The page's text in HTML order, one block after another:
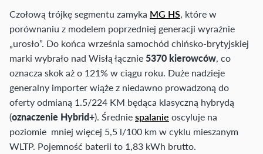
Czołową trójkę segmentu zamyka MG HS, które w
porównaniu z modelem poprzedniej generacji wyraźnie
„urosło”. Do końca września samochód chińsko-brytyjskiej
marki wybrało nad Wisłą łącznie5370 kierowców, co
oznacza skok aż o 121% w ciągu roku. Duże nadzieje
generalny importer wiąże z niedawno prowadzoną do
oferty odmianą 1.5/224 KM będąca klasyczną hybrydą
(oznaczenie Hybrid+). Średniespalanie oscyluje na
poziomie mniej więcej 5,5 l/100 km w cyklu mieszanym
WLTP. Pojemność baterii to 1,83 kWh brutto.